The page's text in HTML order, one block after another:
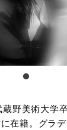
野美術大学
在籍。グラ